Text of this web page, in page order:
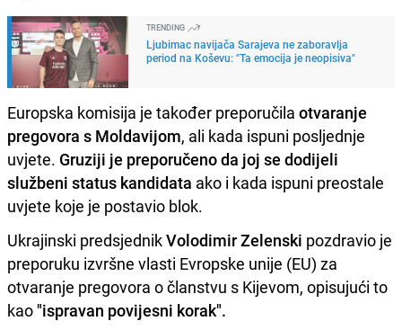
TRENDING
Ljubimac navijača Sarajeva ne zaboravlja
period na Koševu: "Ta emocija je neopisiva"
Europska komisija je također preporučila otvaranje
pregovora s Moldavijom, ali kada ispuni posljednje
uvjete. Gruziji je preporučeno da joj se dodijeli
službeni status kandidata ako i kada ispuni preostale
uvjete koje je postavio blok.
Ukrajinski predsjednikVolodimir Zelenski pozdravio je
preporuku izvršne vlasti Evropske unije (EU) za
otvaranje pregovora o članstvu s Kijevom, opisujući to
kao"ispravan povijesni korak".